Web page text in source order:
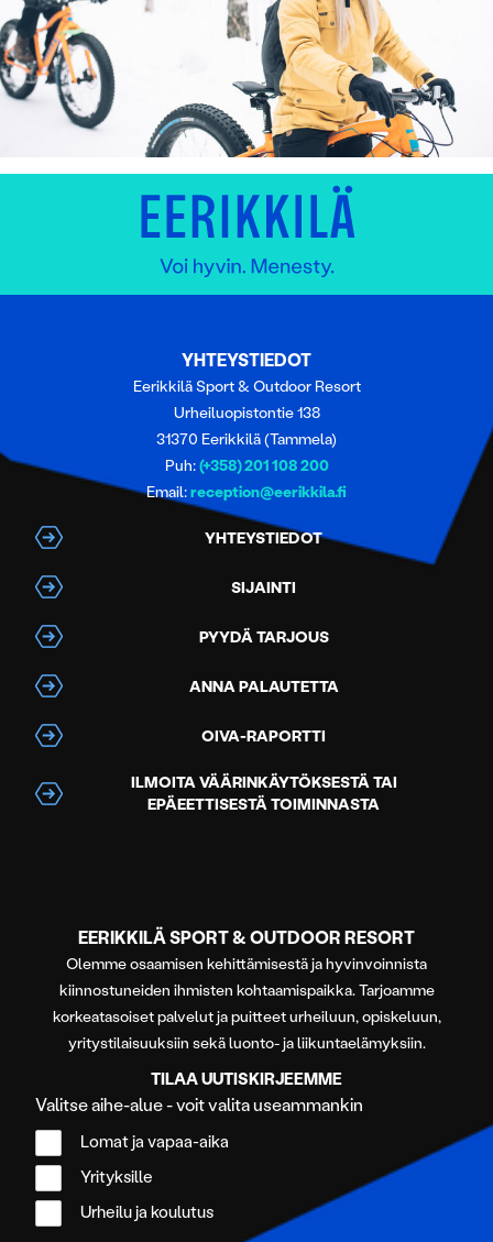
tietoja muihin tietoihin, joita olet antanut heille tai joita on
kerätty, kun olet käyttänyt heidän palvelujaan.
YHTEYSTIEDOT
Eerikkilä Sport & Outdoor Resort
Urheiluopistontie 138
31370 Eerikkilä (Tammela)
Puh:(+358) 201 108 200
Email:reception@eerikkila.fi
YHTEYSTIEDOT
SIJAINTI
PYYDÄ TARJOUS
ANNA PALAUTETTA
OIVA-RAPORTTI
ILMOITA VÄÄRINKÄYTÖKSESTÄ TAI
EPÄEETTISESTÄ TOIMINNASTA
EERIKKILÄ SPORT & OUTDOOR RESORT
Olemme osaamisen kehittämisestä ja hyvinvoinnista
kiinnostuneiden ihmisten kohtaamispaikka. Tarjoamme
korkeatasoiset palvelut ja puitteet urheiluun, opiskeluun,
yritystilaisuuksiin sekä luonto- ja liikuntaelämyksiin.
TILAA UUTISKIRJEEMME
Valitse aihe-alue - voit valita useammankin
Lomat ja vapaa-aika
Yrityksille
Urheilu ja koulutus